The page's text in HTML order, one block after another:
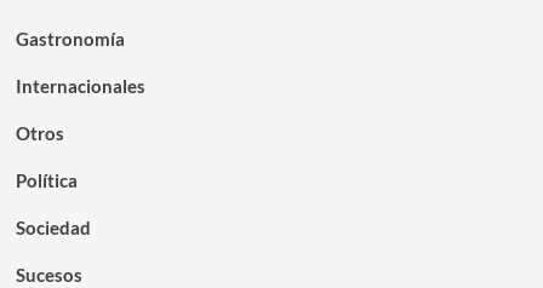
Gastronomía
Internacionales
Otros
Política
Sociedad
Sucesos